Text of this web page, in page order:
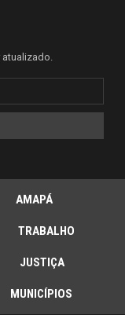
atualizado.
AMAPÁ
TRABALHO
JUSTIÇA
MUNICÍPIOS